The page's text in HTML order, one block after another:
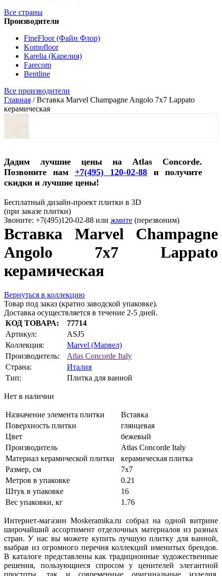
Все страны
Производители
FineFloor (Файн Флор)
Komofloor
Karelia (Карелия)
Farecom
Bentline
Все производители
Главная /Вставка Marvel Champagne Angolo 7x7 Lappato
керамическая
Дадим лучшие цены на Atlas Concorde.
Позвоните нам +7(495) 120-02-88 и получите
скидки и лучшие цены!
Бесплатный дизайн-проект плитки в 3D
(при заказе плитки)
Звоните: +7(495)120-02-88 или жмите (перезвоним)
Вставка Marvel Champagne
Angolo 7x7 Lappato
керамическая
Вернуться в коллекцию
Товар под заказ (кратно заводской упаковке).
Доставка осуществляется в течение 2-5 дней.
КОД ТОВАРА:
77714
Артикул:
ASJ5
Коллекция:
Marvel (Марвел)
Производитель:
Atlas Concorde Italy
Страна:
Италия
Тип:
Плитка для ванной
Нет в наличии
Назначение элемента плитки
Вставка
Поверхность плитки
глянцевая
Цвет
бежевый
Производитель
Atlas Concorde Italy
Материал керамической плитки
керамическая плитка
Размер, см
7x7
Метров в упаковке
0.21
Штук в упаковке
16
Вес упаковки, кг
1.76
Интернет-магазин Moskeramika.ru собрал на одной витрине
широчайший ассортимент отделочных материалов из разных
стран. У нас вы можете купить лучшую плитку для ванной,
выбрав из огромного перечня коллекций именитых брендов.
В каталоге представлены как традиционные художественные
решения, пользующиеся спросом у ценителей элегантной